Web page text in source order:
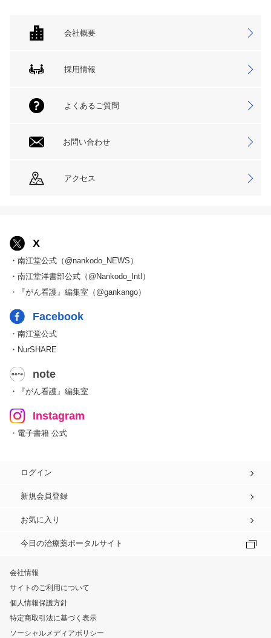
会社概要
採用情報
よくあるご質問
お問い合わせ
アクセス
X
・南江堂公式（@nankodo_NEWS）
・南江堂洋書部公式（@Nankodo_Intl）
・『がん看護』編集室（@gankango）
Facebook
・南江堂公式
・NurSHARE
note
・『がん看護』編集室
Instagram
・電子書籍 公式
ログイン
新規会員登録
お気に入り
今日の治療薬ポータルサイト
会社情報
サイトのご利用について
個人情報保護方針
特定商取引法に基づく表示
ソーシャルメディアポリシー